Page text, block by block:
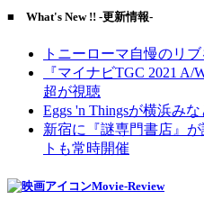
■ What's New !! -更新情報-
トニーローマ自慢のリ
『マイナビTGC 2021
超が視聴
Eggs 'n Thingsが横浜み
新宿に『謎専門書店』
トも常時開催
Movie-Review